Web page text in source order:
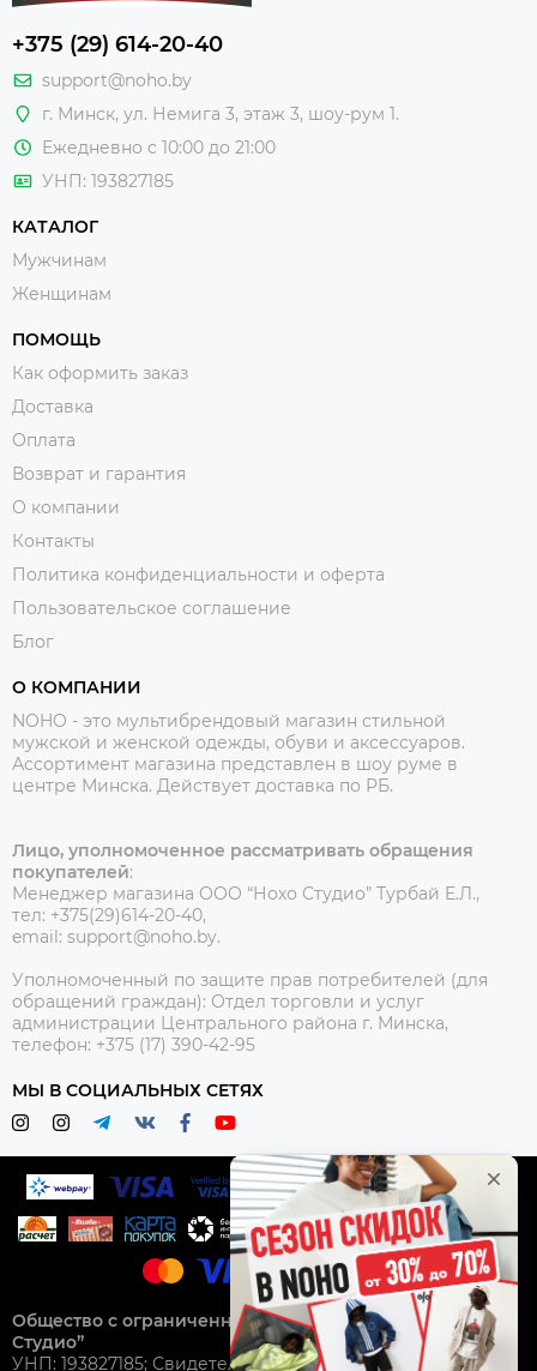
+375 (29) 614-20-40
support@noho.by
г. Минск, ул. Немига 3, этаж 3, шоу-рум 1.
Ежедневно с 10:00 до 21:00
УНП: 193827185
КАТАЛОГ
Мужчинам
Женщинам
ПОМОЩЬ
Как оформить заказ
Доставка
Оплата
Возврат и гарантия
О компании
Контакты
Политика конфиденциальности и оферта
Пользовательское соглашение
Блог
О КОМПАНИИ
NOHO - это мультибрендовый магазин стильной
мужской и женской одежды, обуви и аксессуаров.
Ассортимент магазина представлен в шоу руме в
центре Минска. Действует доставка по РБ.
Лицо, уполномоченное рассматривать обращения
покупателей:
Менеджер магазина ООО “Нохо Студио” Турбай Е.Л.,
тел: +375(29)614-20-40,
email: support@noho.by.
Уполномоченный по защите прав потребителей (для
обращений граждан): Отдел торговли и услуг
администрации Центрального района г. Минска,
телефон: +375 (17) 390-42-95
МЫ В СОЦИАЛЬНЫХ СЕТЯХ
Общество с ограниченной ответственностью “Нохо
Студио”
УНП: 193827185; Свидетельство о гос. регистрации №